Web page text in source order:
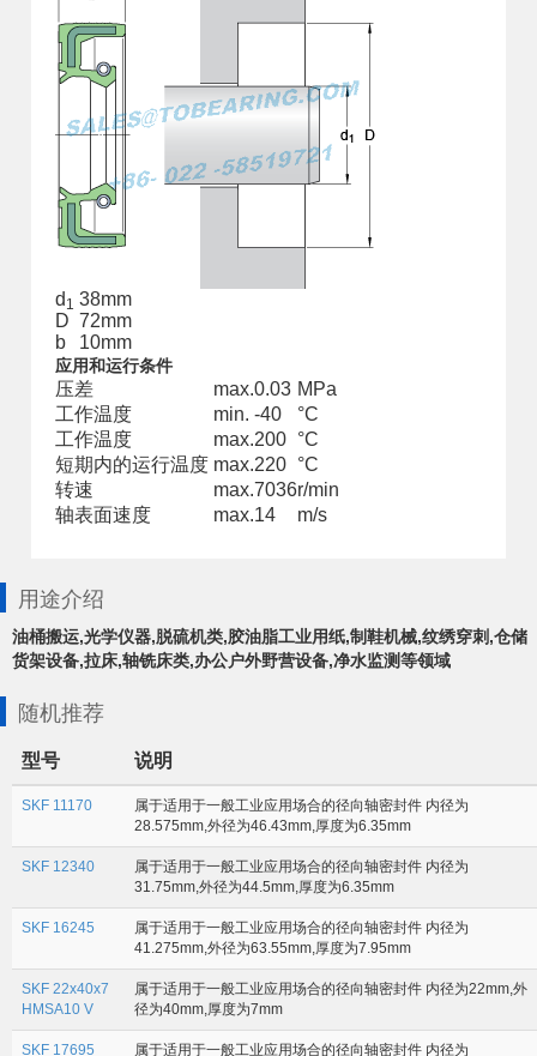
d 1 38mm
D 72mm
b
10mm
应用和运行条件
压差 max.0.03 MPa
工作温度
min. -40
°C
工作温度
max.200 °C
短期内的运行温度 max.220 °C
转速
max.7036r/min
轴表面速度
max.14 m/s
用途介绍
油桶搬运,光学仪器,脱硫机类,胶油脂工业用纸,制鞋机械,纹绣穿刺,仓储
货架设备,拉床,轴铣床类,办公户外野营设备,净水监测等领域
随机推荐
型号 说明
SKF 11170
属于适用于一般工业应用场合的径向轴密封件 内径为
28.575mm,外径为46.43mm,厚度为6.35mm
SKF 12340
属于适用于一般工业应用场合的径向轴密封件 内径为
31.75mm,外径为44.5mm,厚度为6.35mm
SKF 16245
属于适用于一般工业应用场合的径向轴密封件 内径为
41.275mm,外径为63.55mm,厚度为7.95mm
SKF 22x40x7
HMSA10 V
属于适用于一般工业应用场合的径向轴密封件 内径为22mm,外
径为40mm,厚度为7mm
SKF 17695
属于适用于一般工业应用场合的径向轴密封件 内径为